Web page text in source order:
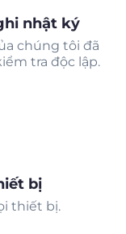
nhật ký
chúng tôi đã
tra độc lập.
bị
thiết bị.